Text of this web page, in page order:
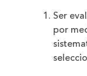
Ser
por